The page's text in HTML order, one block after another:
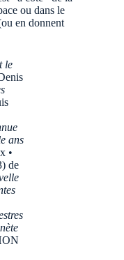
ou dans le
en donnent
le
ans
•
de